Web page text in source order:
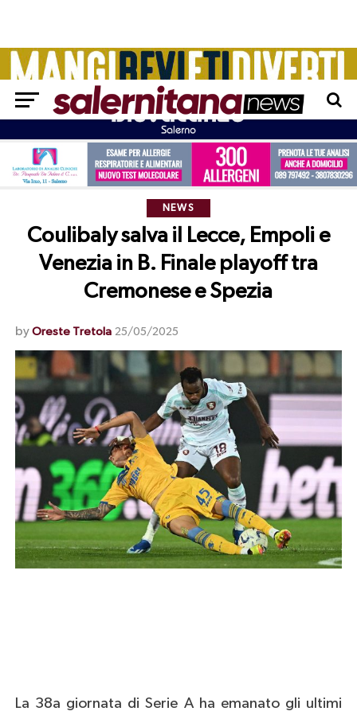
NEWS
Coulibaly salva il Lecce, Empoli e
Venezia in B. Finale playoff tra
Cremonese e Spezia
by Oreste Tretola 25/05/2025
La 38a giornata di Serie A ha emanato gli ultimi